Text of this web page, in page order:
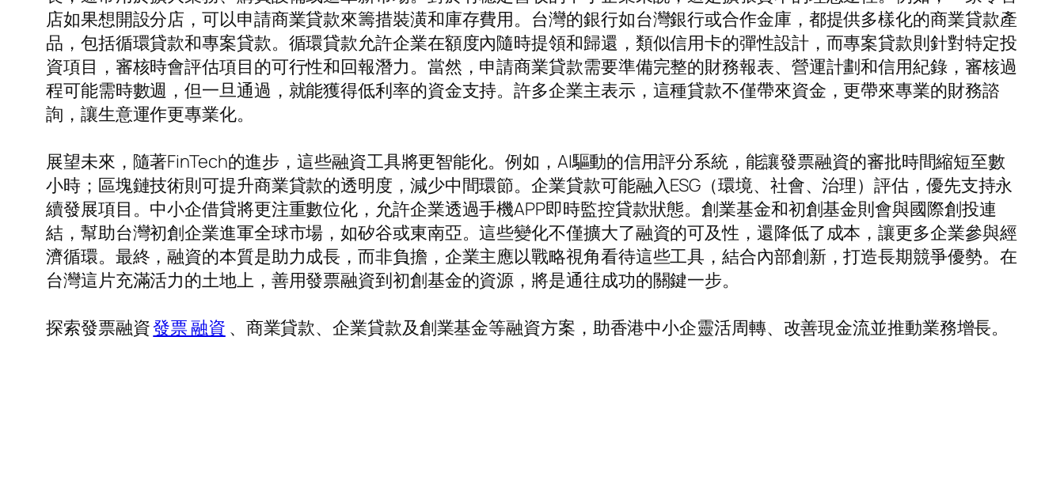
店如果想開設分店，可以申請商業貸款來籌措裝潢和庫存費用。台灣的銀行如台灣銀行或合作金庫，都提供多樣化的商業貸款產
品，包括循環貸款和專案貸款。循環貸款允許企業在額度內隨時提領和歸還，類似信用卡的彈性設計，而專案貸款則針對特定投
資項目，審核時會評估項目的可行性和回報潛力。當然，申請商業貸款需要準備完整的財務報表、營運計劃和信用紀錄，審核過
程可能需時數週，但一旦通過，就能獲得低利率的資金支持。許多企業主表示，這種貸款不僅帶來資金，更帶來專業的財務諮
詢，讓生意運作更專業化。
展望未來，隨著FinTech的進步，這些融資工具將更智能化。例如，AI驅動的信用評分系統，能讓發票融資的審批時間縮短至數
小時；區塊鏈技術則可提升商業貸款的透明度，減少中間環節。企業貸款可能融入ESG（環境、社會、治理）評估，優先支持永
續發展項目。中小企借貸將更注重數位化，允許企業透過手機APP即時監控貸款狀態。創業基金和初創基金則會與國際創投連
結，幫助台灣初創企業進軍全球市場，如矽谷或東南亞。這些變化不僅擴大了融資的可及性，還降低了成本，讓更多企業參與經
濟循環。最終，融資的本質是助力成長，而非負擔，企業主應以戰略視角看待這些工具，結合內部創新，打造長期競爭優勢。在
台灣這片充滿活力的土地上，善用發票融資到初創基金的資源，將是通往成功的關鍵一步。
探索發票融資發票 融資 、商業貸款、企業貸款及創業基金等融資方案，助香港中小企靈活周轉、改善現金流並推動業務增長。